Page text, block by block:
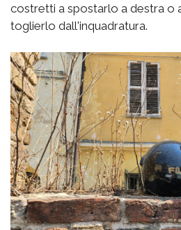
costretti a spostarlo a destra o
toglierlo dall'inquadratura.